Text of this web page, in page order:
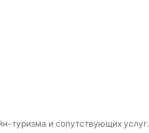
туризма и сопутствующих услуг.